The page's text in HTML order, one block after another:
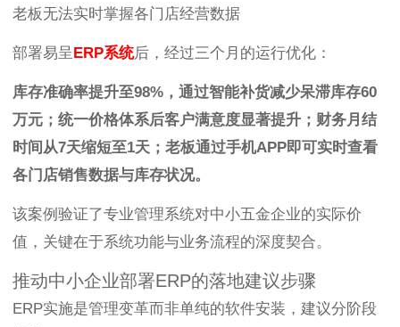
老板无法实时掌握各门店经营数据
部署易呈ERP系统后，经过三个月的运行优化：
库存准确率提升至98%，通过智能补货减少呆滞库存60
万元；统一价格体系后客户满意度显著提升；财务月结
时间从7天缩短至1天；老板通过手机APP即可实时查看
各门店销售数据与库存状况。
该案例验证了专业管理系统对中小五金企业的实际价
值，关键在于系统功能与业务流程的深度契合。
推动中小企业部署ERP的落地建议步骤
ERP实施是管理变革而非单纯的软件安装，建议分阶段